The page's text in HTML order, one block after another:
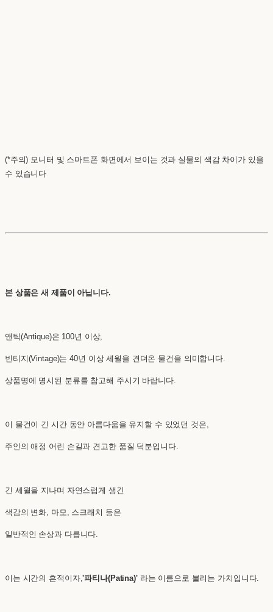
(*주의) 모니터 및 스마트폰 화면에서 보이는 것과 실물의 색감 차이가 있을
수 있습니다
본 상품은 새 제품이 아닙니다.
앤틱(Antique)은 100년 이상,
빈티지(Vintage)는 40년 이상 세월을 견뎌온 물건을 의미합니다.
상품명에 명시된 분류를 참고해 주시기 바랍니다.
이 물건이 긴 시간 동안 아름다움을 유지할 수 있었던 것은,
주인의 애정 어린 손길과 견고한 품질 덕분입니다.
긴 세월을 지나며 자연스럽게 생긴
색감의 변화, 마모, 스크래치 등은
일반적인 손상과 다릅니다.
이는 시간의 흔적이자,'파티나(Patina)'라는 이름으로 불리는 가치입니다.